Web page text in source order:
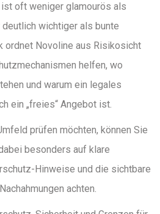
oft weniger glamourös als
wichtiger als bunte
ordnet Novoline aus Risikosicht
helfen, wo
und warum ein legales
ein „freies“ Angebot ist.
prüfen möchten, können Sie
besonders auf klare
Hinweise und die sichtbare
achten.